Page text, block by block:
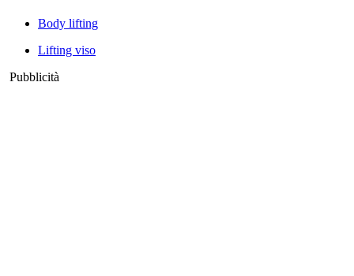
Body lifting
Lifting viso
Pubblicità